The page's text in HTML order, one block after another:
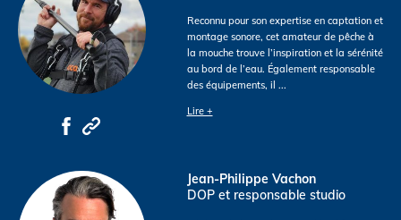
Reconnu pour son expertise en captation et
montage sonore, cet amateur de pêche à
la mouche trouve l’inspiration et la sérénité
au bord de l’eau. Également responsable
des équipements, il ...
Lire +
Jean-Philippe Vachon
DOP et responsable studio